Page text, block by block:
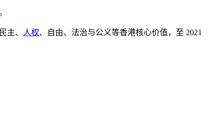
主、 人权、自由、法治与公义等香港核心价值，至 2021